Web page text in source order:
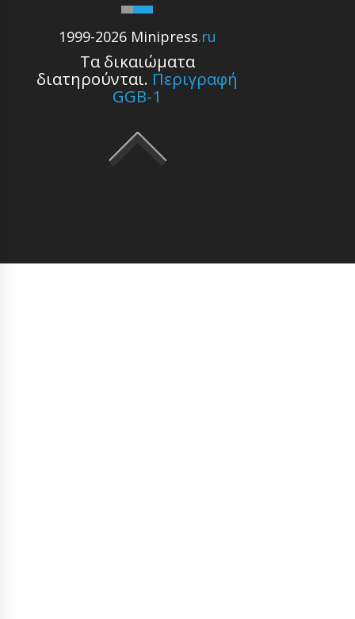
1999-2026 Minipress.ru
Τα δικαιώματα
διατηρούνται. Περιγραφή
GGB-1